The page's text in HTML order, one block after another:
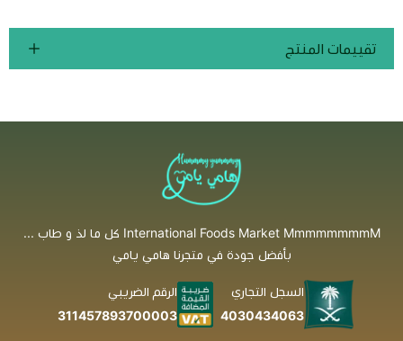
تقييمات المنتج
International Foods Market MmmmmmmmM كل ما لذ و طاب ...
بأفضل جودة في متجرنا هامي يامي
السجل التجاري
4030434063
الرقم الضريبي
311457893700003